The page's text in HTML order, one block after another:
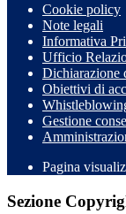
Cookie policy
Note legali
Informativa
Ufficio
Dichiarazione
Obiettivi di
Gestione
Pagina
Sezione